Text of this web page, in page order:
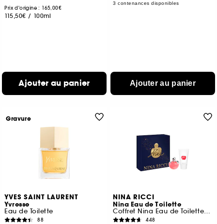
Prix d'origine : 165,00€
115,50€ / 100ml
Ajouter au panier
3 contenances disponibles
Ajouter au panier
YVES SAINT LAURENT
Yvresse
Eau de Toilette
88
Gravure
NINA RICCI
Nina Eau de Toilette
Coffret Nina Eau de Toilette et Lotion pour le corps
448